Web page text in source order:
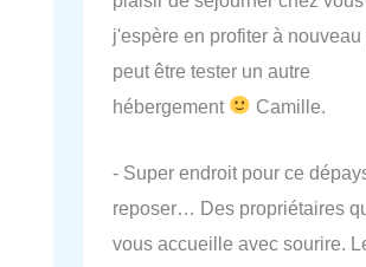
j'espère en profiter à nouveau
peut être tester un autre
hébergement
Camille.
- Super endroit pour ce
reposer… Des propriétaires
vous accueille avec sourire.